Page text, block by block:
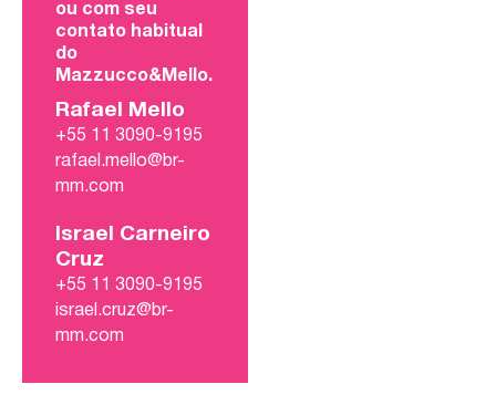
ou com seu
contato habitual
do
Mazzucco&Mello.
Rafael Mello
+55 11 3090-9195
rafael.mello@br-
mm.com
Israel Carneiro
Cruz
+55 11 3090-9195
israel.cruz@br-
mm.com